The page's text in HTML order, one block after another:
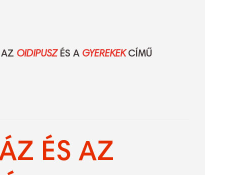
AZ OIDIPUSZ ÉS A GYEREKEKCÍMŰ
ÉS AZ